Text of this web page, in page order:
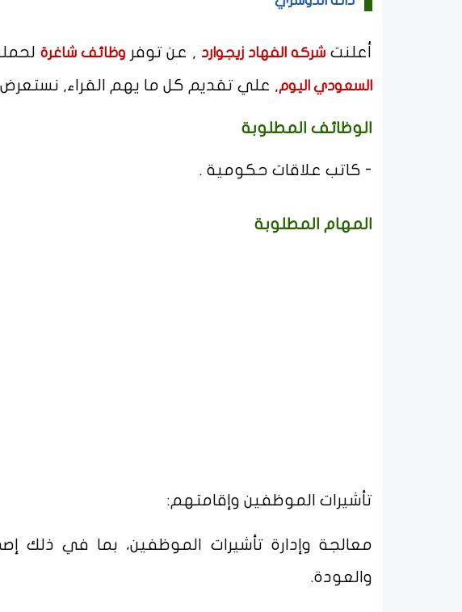
أعلنت شركه الفهاد زيجوارد , عن توفروظائف شاغرة
السعودي اليوم, علي تقديم كل ما يهم القراء,
الوظائف المطلوبة
- كاتب علاقات حكومية .
المهام المطلوبة
تأشيرات الموظفين وإقامتهم:
معالجة وإدارة تأشيرات الموظفين، بما في ذلك
والعودة.